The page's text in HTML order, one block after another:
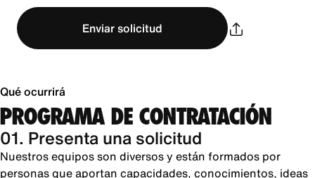
Enviar solicitud
Qué ocurrirá
PROGRAMA DE CONTRATACIÓN
01. Presenta una solicitud
Nuestros equipos son diversos y están formados por
personas que aportan capacidades, conocimientos, ideas